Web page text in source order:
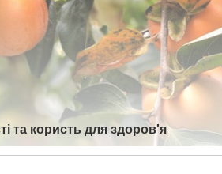
та користь для здоров'я